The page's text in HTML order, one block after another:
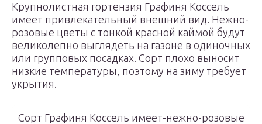
Крупнолистная гортензия Графиня Коссель
имеет привлекательный внешний вид. Нежно-
розовые цветы с тонкой красной каймой будут
великолепно выглядеть на газоне в одиночных
или групповых посадках. Сорт плохо выносит
низкие температуры, поэтому на зиму требует
укрытия.
Сорт Графиня Коссель имеет-нежно-розовые